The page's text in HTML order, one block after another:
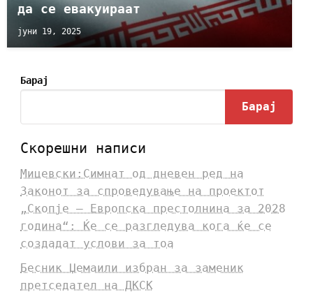
да се евакуираат
јуни 19, 2025
Барај
Барај
Скорешни написи
Мицевски:Симнат од дневен ред на
Законот за спроведување на проектот
„Скопје – Европска престолнина за 2028
година“: Ќе се разгледува кога ќе се
создадат услови за тоа
Бесник Џемаили избран за заменик
претседател на ДКСК